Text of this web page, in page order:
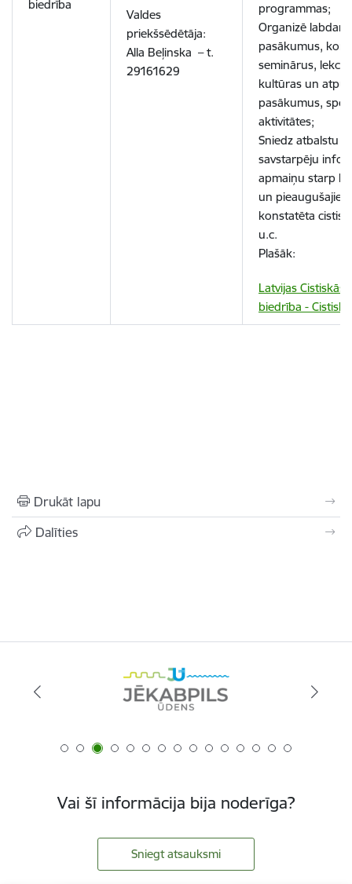
biedrība
Valdes
priekšsēdētāja:
Alla Beļinska – t.
29161629
programmas;
Organizē
pasākumus,
seminārus,
kultūras un
pasākumus,
aktivitātes;
Sniedz atbalstu
savstarpēju
apmaiņu starp
un
konstatēta
u.c.
Plašāk:
Latvijas Cistiskās
biedrība -
Drukāt lapu
Dalīties
Vai šī informācija bija noderīga?
Sniegt atsauksmi